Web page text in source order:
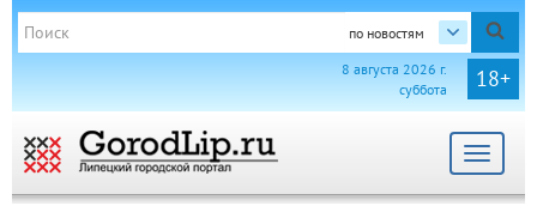
по новостям
18+
8 августа 2026 г.
суббота
Toggle